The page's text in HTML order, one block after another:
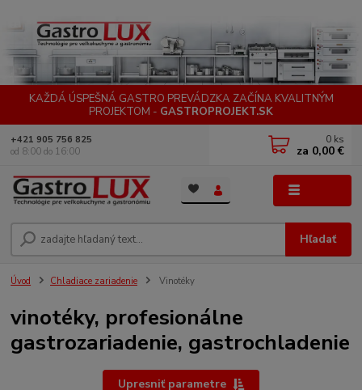
KAŽDÁ ÚSPEŠNÁ GASTRO PREVÁDZKA ZAČÍNA KVALITNÝM
PROJEKTOM - GASTROPROJEKT.SK
Hľadať
+421 905 756 825
od 8:00 do 16:00
0 ks
za 0,00 €
Úvod Chladiace zariadenie Vinotéky
vinotéky, profesionálne
gastrozariadenie, gastrochladenie
Upresniť parametre